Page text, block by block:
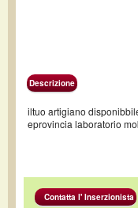
Descrizione
iltuo artigiano
eprovincia laboratorio
Contatta l' Inserzionista